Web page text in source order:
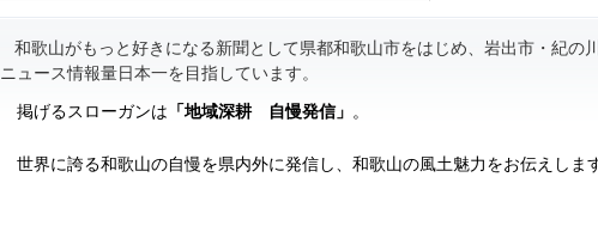
和歌山がもっと好きになる新聞として県都和歌山市をはじめ、岩出市・紀の
ニュース情報量日本一を目指しています。
掲げるスローガンは 「地域深耕 自慢発信」 。
世界に誇る和歌山の自慢を県内外に発信し、和歌山の風土魅力をお伝えします